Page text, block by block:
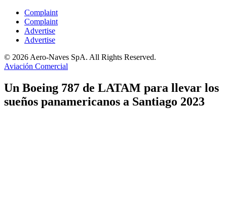
Complaint
Complaint
Advertise
Advertise
© 2026 Aero-Naves SpA. All Rights Reserved.
Aviación Comercial
Un Boeing 787 de LATAM para llevar los
sueños panamericanos a Santiago 2023